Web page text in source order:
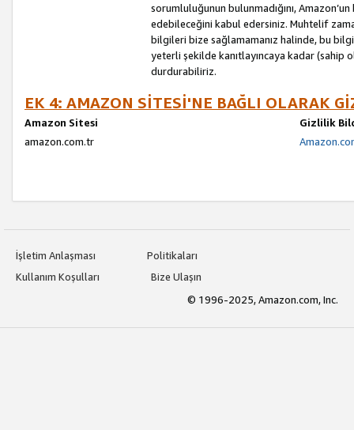
sorumluluğunun bulunmadığını,
edebileceğini kabul edersiniz. Muhtelif
bilgileri bize sağlamamanız halinde, bu
yeterli şekilde kanıtlayıncaya kadar
durdurabiliriz.
EK 4: AMAZON SİTESİ'NE BAĞLI OLARAK
Amazon Sitesi
Gizlilik
amazon.com.tr
İşletim Anlaşması
Politikaları
Kullanım Koşulları
Bize Ulaşın
© 1996-2025, Amazon.com, Inc.